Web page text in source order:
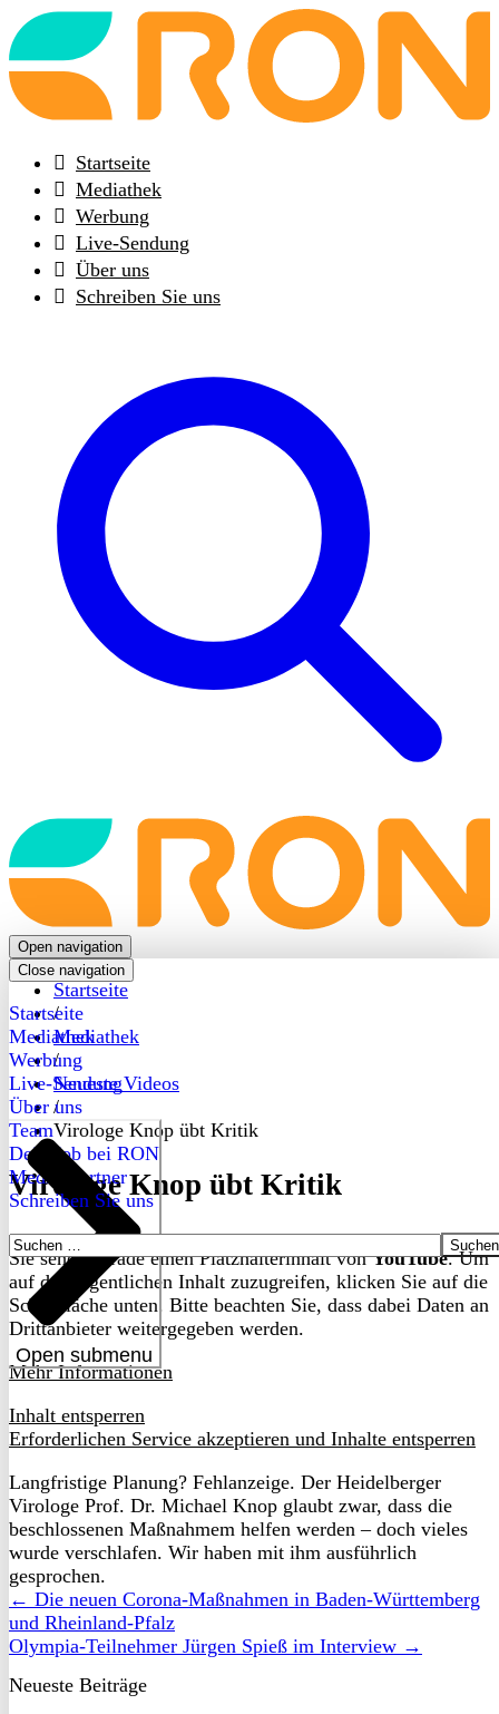
Back
to
frontpage
Startseite
Mediathek
Werbung
Live-Sendung
Über uns
Schreiben Sie uns
Back
to
frontpage
Open navigation
Close navigation
Startseite
Mediathek
Werbung
Live-Sendung
Über uns
Open submenu
Team
Dein Job bei RON
Medienpartner
Schreiben Sie uns
Suchen
nach:
Startseite
/
Mediathek
/
Neueste Videos
/
Virologe Knop übt Kritik
Virologe Knop übt Kritik
Sie sehen gerade einen Platzhalterinhalt vonYouTube. Um
auf den eigentlichen Inhalt zuzugreifen, klicken Sie auf die
Schaltfläche unten. Bitte beachten Sie, dass dabei Daten an
Drittanbieter weitergegeben werden.
Mehr Informationen
Inhalt entsperren
Erforderlichen Service akzeptieren und Inhalte entsperren
Langfristige Planung? Fehlanzeige. Der Heidelberger
Virologe Prof. Dr. Michael Knop glaubt zwar, dass die
beschlossenen Maßnahmem helfen werden – doch vieles
wurde verschlafen. Wir haben mit ihm ausführlich
gesprochen.
← Die neuen Corona-Maßnahmen in Baden-Württemberg
und Rheinland-Pfalz
Olympia-Teilnehmer Jürgen Spieß im Interview →
Neueste Beiträge